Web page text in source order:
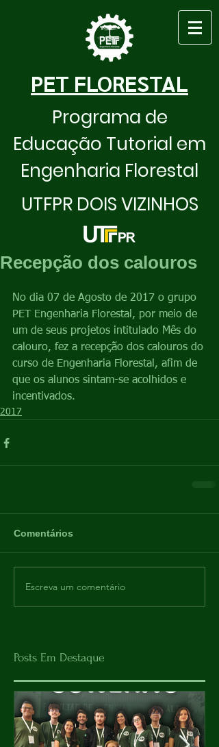
PET FLORESTAL
Programa de
Educação Tutorial em
Engenharia Florestal
UTFPR DOIS VIZINHOS
Recepção dos calouros
No dia 07 de Agosto de 2017 o grupo
PET Engenharia Florestal, por meio de
um de seus projetos intitulado Mês do
calouro, fez a recepção dos calouros do
curso de Engenharia Florestal, afim de
que os alunos sintam-se acolhidos e
incentivados.
2017
Comentários
Escreva um comentário
Posts Em Destaque